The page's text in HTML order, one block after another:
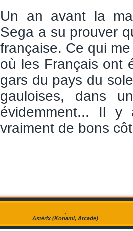
Un an avant la
Sega a su prouver
française. Ce qui
où les Français ont
gars du pays du
gauloises, dans
évidemment... Il
vraiment de bons
Astérix (Konami, Arcade)